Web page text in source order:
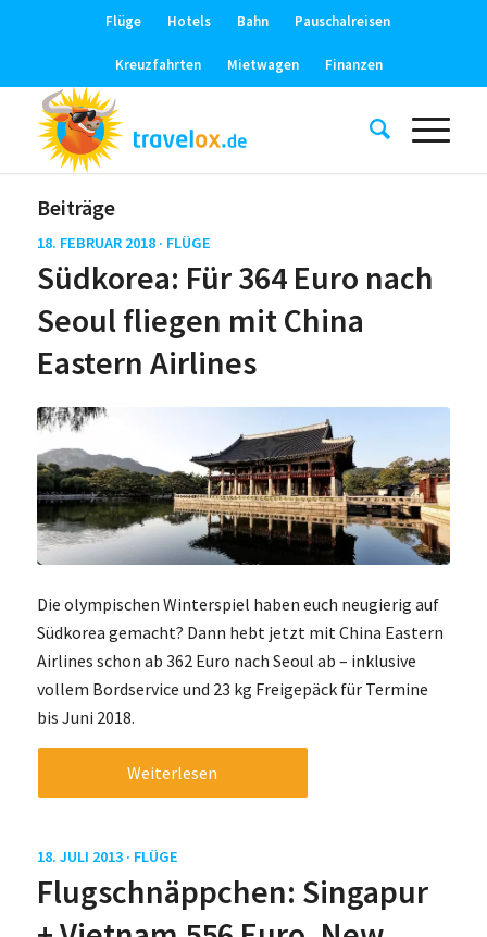
Flüge Hotels Bahn Pauschalreisen
Kreuzfahrten Mietwagen Finanzen
Beiträge
18. FEBRUAR 2018 · FLÜGE
Südkorea: Für 364 Euro nach
Seoul fliegen mit China
Eastern Airlines
Die olympischen Winterspiel haben euch neugierig auf
Südkorea gemacht? Dann hebt jetzt mit China Eastern
Airlines schon ab 362 Euro nach Seoul ab – inklusive
vollem Bordservice und 23 kg Freigepäck für Termine
bis Juni 2018.
Weiterlesen
18. JULI 2013 · FLÜGE
Flugschnäppchen: Singapur